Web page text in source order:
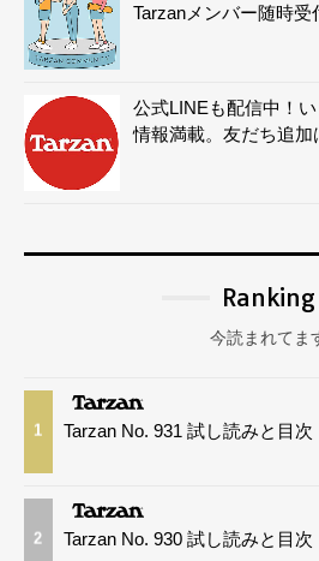
Tarzanメンバー随時受
公式LINEも配信中！
情報満載。友だち追加
Ranking
今読まれてま
1 Tarzan No. 931 試し読みと目次
2 Tarzan No. 930 試し読みと目次